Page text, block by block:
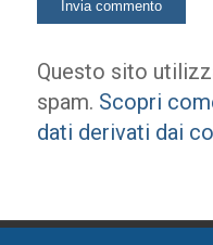
Questo sito
spam. Scopri
dati derivati dai